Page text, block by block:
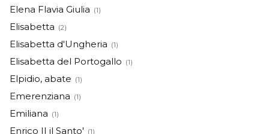
Elena Flavia Giulia (1)
Elisabetta (2)
Elisabetta d'Ungheria (1)
Elisabetta del Portogallo (1)
Elpidio, abate (1)
Emerenziana (1)
Emiliana (1)
Enrico II il Santo' (1)